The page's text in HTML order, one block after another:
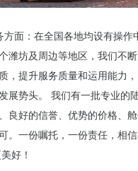
方面：在全国各地均设有操作
潍坊及周边等地区，我们不
，提升服务质量和运用能力
展势头。 我们有一批专业的
良好的信誉、优势的价格、
。一份嘱托，一份责任，相
好！